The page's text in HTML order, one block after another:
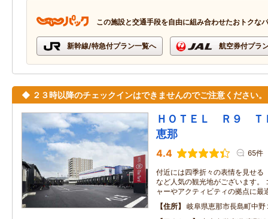
この施設と交通手段を自由に組み合わせたおトクな
新幹線/特急付プラン一覧へ 航空券付プラ
◆ ２３時以降のチェックインはできませんのでご注意ください。
ＨＯＴＥＬ Ｒ９
恵那
4.4 65件
付近には四季折々の表情を見せる
など人気の観光地がございます。
ャーやアクティビティの拠点に最
住所
岐阜県恵那市長島町中野